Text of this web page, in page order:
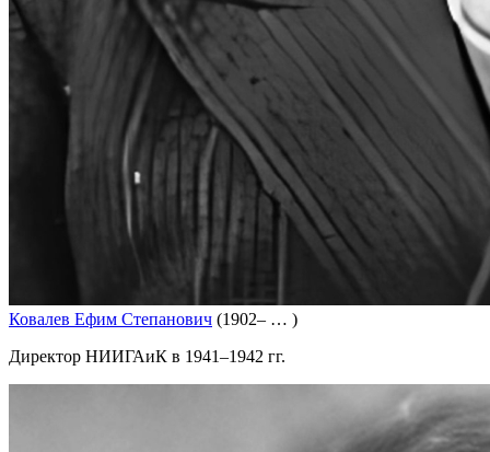
Ковалев Ефим Степанович (1902– … )
Директор НИИГАиК в 1941–1942 гг.